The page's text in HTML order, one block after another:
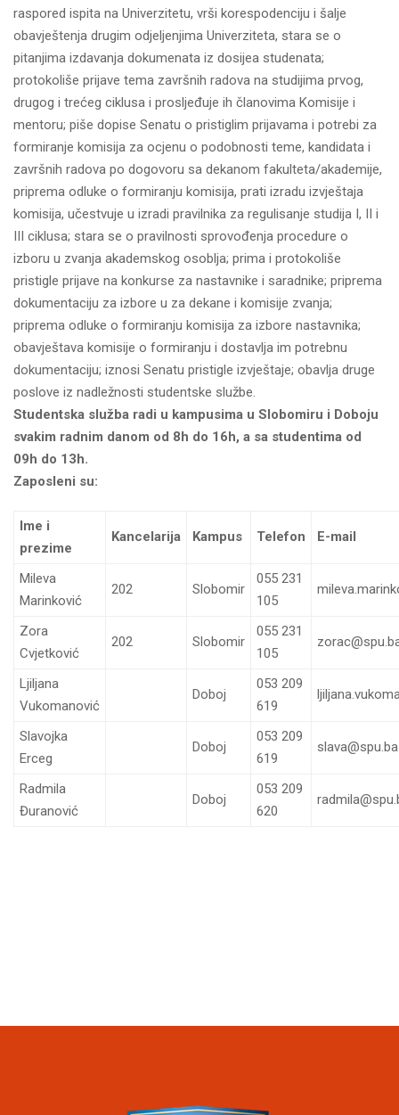
raspored ispita na Univerzitetu, vrši korespodenciju i šalje
obavještenja drugim odjeljenjima Univerziteta, stara se o
pitanjima izdavanja dokumenata iz dosijea studenata;
protokoliše prijave tema završnih radova na studijima prvog,
drugog i trećeg ciklusa i prosljeđuje ih članovima Komisije i
mentoru; piše dopise Senatu o pristiglim prijavama i potrebi za
formiranje komisija za ocjenu o podobnosti teme, kandidata i
završnih radova po dogovoru sa dekanom fakulteta/akademije,
priprema odluke o formiranju komisija, prati izradu izvještaja
komisija, učestvuje u izradi pravilnika za regulisanje studija I, II i
III ciklusa; stara se o pravilnosti sprovođenja procedure o
izboru u zvanja akademskog osoblja; prima i protokoliše
pristigle prijave na konkurse za nastavnike i saradnike; priprema
dokumentaciju za izbore u za dekane i komisije zvanja;
priprema odluke o formiranju komisija za izbore nastavnika;
obavještava komisije o formiranju i dostavlja im potrebnu
dokumentaciju; iznosi Senatu pristigle izvještaje; obavlja druge
poslove iz nadležnosti studentske službe.
Studentska služba radi u kampusima u Slobomiru i Doboju
svakim radnim danom od 8h do 16h, a sa studentima od
09h do 13h.
Zaposleni su:
Ime i
prezime
Kancelarija Kampus Telefon E-mail
Mileva
Marinković
202 Slobomir
055 231
105
Zora
Cvjetković
202 Slobomir
055 231
105
Ljiljana
Vukomanović
Doboj
053 209
619
Slavojka
Erceg
Doboj
053 209
619
slava@spu.ba
Radmila
Đuranović
Doboj
053 209
620